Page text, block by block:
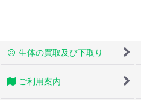
生体の買取及び下取り
ご利用案内